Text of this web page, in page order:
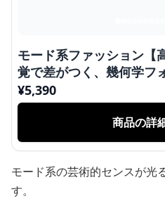
モード系ファッション【
覚で差がつく、幾何学フ
¥5,390
商品の詳
モード系の芸術的センスが光
す。